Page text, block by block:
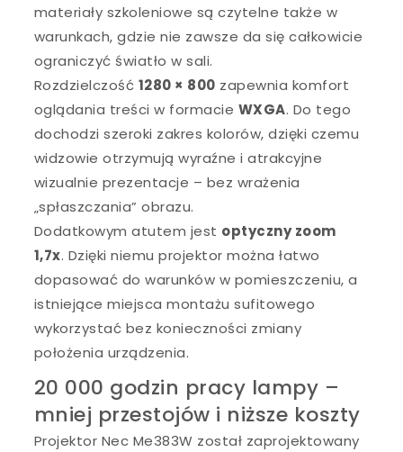
materiały szkoleniowe są czytelne także w
warunkach, gdzie nie zawsze da się całkowicie
ograniczyć światło w sali.
Rozdzielczość 1280 × 800 zapewnia komfort
oglądania treści w formacie WXGA. Do tego
dochodzi szeroki zakres kolorów, dzięki czemu
widzowie otrzymują wyraźne i atrakcyjne
wizualnie prezentacje – bez wrażenia
„spłaszczania” obrazu.
Dodatkowym atutem jest optyczny zoom
1,7x. Dzięki niemu projektor można łatwo
dopasować do warunków w pomieszczeniu, a
istniejące miejsca montażu sufitowego
wykorzystać bez konieczności zmiany
położenia urządzenia.
20 000 godzin pracy lampy –
mniej przestojów i niższe koszty
Projektor Nec Me383W został zaprojektowany